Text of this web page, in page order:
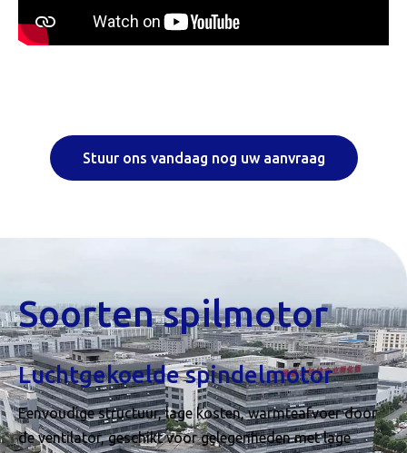
Stuur ons vandaag nog uw aanvraag
Soorten spilmotor
Luchtgekoelde spindelmotor
Eenvoudige structuur, lage kosten, warmteafvoer door
de ventilator, geschikt voor gelegenheden met lage